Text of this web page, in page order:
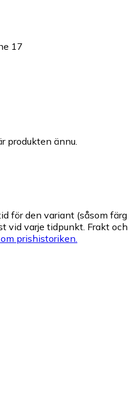
17
produkten ännu.
för den variant (såsom färg
vid varje tidpunkt. Frakt och
prishistoriken.